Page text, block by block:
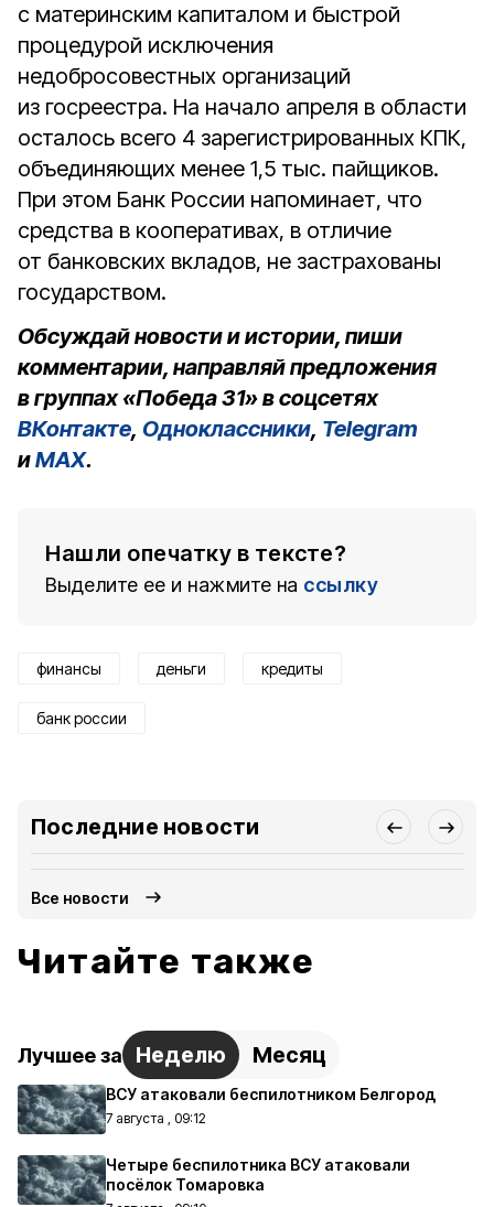
с материнским капиталом и быстрой
процедурой исключения
недобросовестных организаций
из госреестра. На начало апреля в области
осталось всего 4 зарегистрированных КПК,
объединяющих менее 1,5 тыс. пайщиков.
При этом Банк России напоминает, что
средства в кооперативах, в отличие
от банковских вкладов, не застрахованы
государством.
Обсуждай новости и истории, пиши
комментарии, направляй предложения
в группах «Победа 31» в соцсетях
ВКонтакте, Одноклассники, Telegram
иMAX.
Нашли опечатку в тексте?
Выделите ее и нажмите на ссылку
финансы деньги кредиты
банк россии
Последние новости
Все новости
Читайте также
Лучшее за Неделю Месяц
ВСУ атаковали беспилотником Белгород
7 августа , 09:12
Четыре беспилотника ВСУ атаковали
посёлок Томаровка